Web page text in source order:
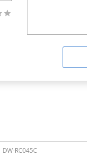
DW-RC045C